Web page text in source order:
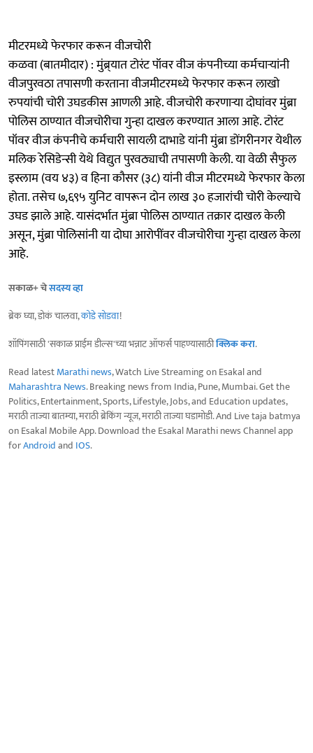
मीटरमध्ये फेरफार करून वीजचोरी
कळवा (बातमीदार) : मुंब्र्यात टोरंट पॉवर वीज कंपनीच्या कर्मचाऱ्यांनी
वीजपुरवठा तपासणी करताना वीजमीटरमध्ये फेरफार करून लाखो
रुपयांची चोरी उघडकीस आणली आहे. वीजचोरी करणाऱ्या दोघांवर मुंब्रा
पोलिस ठाण्यात वीजचोरीचा गुन्हा दाखल करण्यात आला आहे. टोरंट
पॉवर वीज कंपनीचे कर्मचारी सायली दाभाडे यांनी मुंब्रा डोंगरीनगर येथील
मलिक रेसिडेन्सी येथे विद्युत पुरवठ्याची तपासणी केली. या वेळी सैफुल
इस्लाम (वय ४३) व हिना कौसर (३८) यांनी वीज मीटरमध्ये फेरफार केला
होता. तसेच ७,६९५ युनिट वापरून दोन लाख ३० हजारांची चोरी केल्याचे
उघड झाले आहे. यासंदर्भात मुंब्रा पोलिस ठाण्यात तक्रार दाखल केली
असून, मुंब्रा पोलिसांनी या दोघा आरोपींवर वीजचोरीचा गुन्हा दाखल केला
आहे.
सकाळ+ चेसदस्य व्हा
ब्रेक घ्या, डोकं चालवा,कोडे सोडवा!
शॉपिंगसाठी 'सकाळ प्राईम डील्स'च्या भन्नाट ऑफर्स पाहण्यासाठीक्लिक करा.
Read latestMarathi news, Watch Live Streaming on Esakal and
Maharashtra News. Breaking news from India, Pune, Mumbai. Get the
Politics, Entertainment, Sports, Lifestyle, Jobs, and Education updates,
मराठी ताज्या बातम्या, मराठी ब्रेकिंग न्यूज, मराठी ताज्या घडामोडी. And Live taja batmya
on Esakal Mobile App. Download the Esakal Marathi news Channel app
forAndroidand IOS.